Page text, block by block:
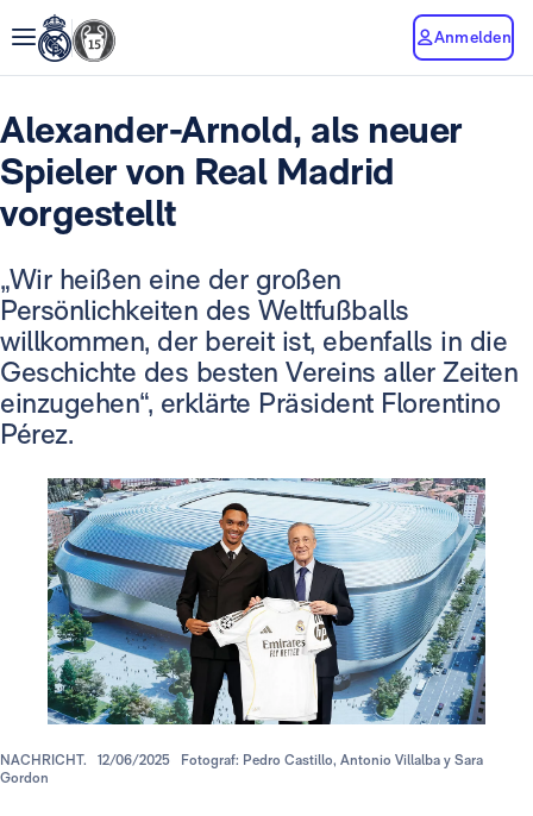
Anmelden
Alexander-Arnold, als neuer
Spieler von Real Madrid
vorgestellt
„Wir heißen eine der großen
Persönlichkeiten des Weltfußballs
willkommen, der bereit ist, ebenfalls in die
Geschichte des besten Vereins aller Zeiten
einzugehen“, erklärte Präsident Florentino
Pérez.
NACHRICHT. 12/06/2025
Fotograf: Pedro Castillo, Antonio Villalba y Sara
Gordon